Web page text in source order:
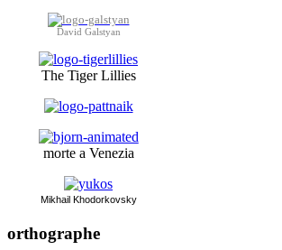
David Galstyan
The Tiger Lillies
morte a Venezia
Mikhail Khodorkovsky
orthographe